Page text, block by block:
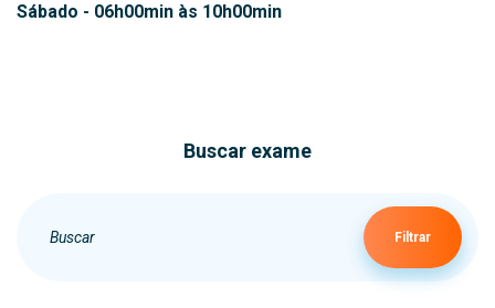
Sábado - 06h00min às 10h00min
Buscar exame
Filtrar